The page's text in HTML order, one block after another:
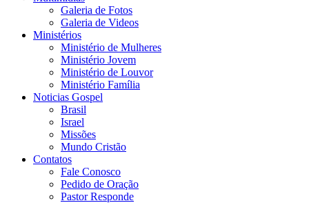
Galeria de Fotos
Galeria de Videos
Ministérios
Ministério de Mulheres
Ministério Jovem
Ministério de Louvor
Ministério Família
Noticias Gospel
Brasil
Israel
Missões
Mundo Cristão
Contatos
Fale Conosco
Pedido de Oração
Pastor Responde